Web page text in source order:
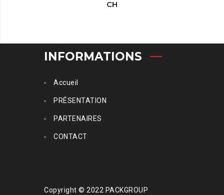
CH
INFORMATIONS
Accueil
PRÉSENTATION
PARTENAIRES
CONTACT
Copyright © 2022 PACKGROUP